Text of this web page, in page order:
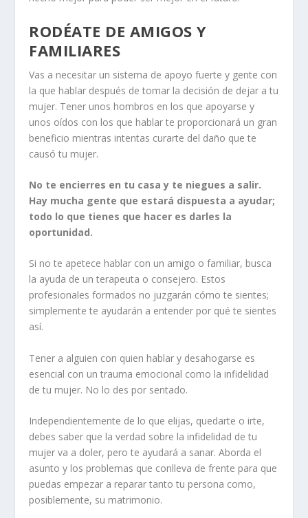
RODÉATE DE AMIGOS Y
FAMILIARES
Vas a necesitar un sistema de apoyo fuerte y gente con
la que hablar después de tomar la decisión de dejar a tu
mujer. Tener unos hombros en los que apoyarse y
unos oídos con los que hablar te proporcionará un gran
beneficio mientras intentas curarte del daño que te
causó tu mujer.
No te encierres en tu casa y te niegues a salir.
Hay mucha gente que estará dispuesta a ayudar;
todo lo que tienes que hacer es darles la
oportunidad.
Si no te apetece hablar con un amigo o familiar, busca
la ayuda de un terapeuta o consejero. Estos
profesionales formados no juzgarán cómo te sientes;
simplemente te ayudarán a entender por qué te sientes
así.
Tener a alguien con quien hablar y desahogarse es
esencial con un trauma emocional como la infidelidad
de tu mujer. No lo des por sentado.
Independientemente de lo que elijas, quedarte o irte,
debes saber que la verdad sobre la infidelidad de tu
mujer va a doler, pero te ayudará a sanar. Aborda el
asunto y los problemas que conlleva de frente para que
puedas empezar a reparar tanto tu persona como,
posiblemente, su matrimonio.